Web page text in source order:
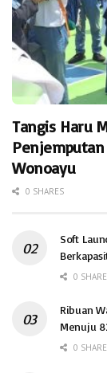
Tangis Haru
Penjemputan
Wonoayu
0 SHARES
Soft
0
Ribuan
Menuju
0